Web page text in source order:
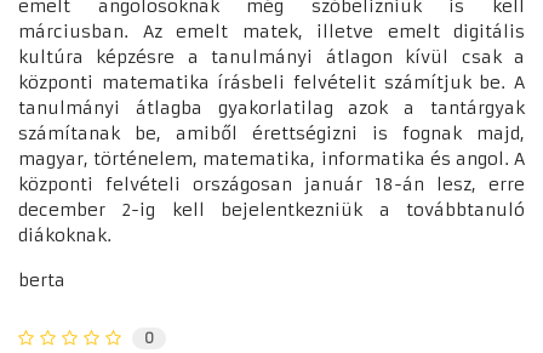
emelt angolosoknak még szóbelizniük is kell
márciusban. Az emelt matek, illetve emelt digitális
kultúra képzésre a tanulmányi átlagon kívül csak a
központi matematika írásbeli felvételit számítjuk be. A
tanulmányi átlagba gyakorlatilag azok a tantárgyak
számítanak be, amiből érettségizni is fognak majd,
magyar, történelem, matematika, informatika és angol. A
központi felvételi országosan január 18-án lesz, erre
december 2-ig kell bejelentkezniük a továbbtanuló
diákoknak.
berta
0